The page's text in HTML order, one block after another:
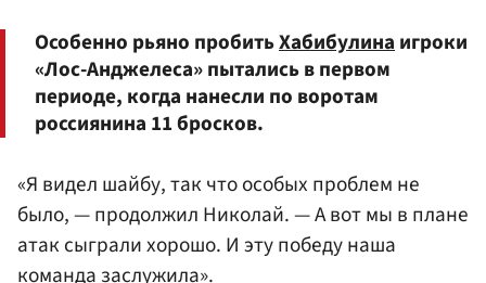
Особенно рьяно пробитьХабибулинаигроки
«Лос-Анджелеса» пытались в первом
периоде, когда нанесли по воротам
россиянина 11 бросков.
«Я видел шайбу, так что особых проблем не
было, — продолжил Николай. — А вот мы в плане
атак сыграли хорошо. И эту победу наша
команда заслужила».